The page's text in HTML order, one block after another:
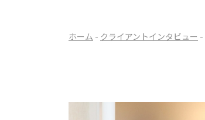
ホーム - クライアントインタビュー -